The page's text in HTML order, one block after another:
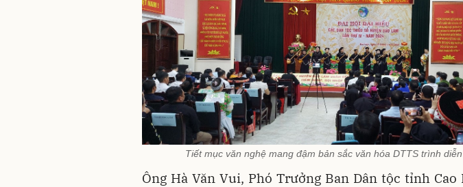
Tiết mục văn nghệ mang đậm bản sắc văn hóa DTTS trình
Ông Hà Văn Vui, Phó Trưởng Ban Dân tộc tỉnh